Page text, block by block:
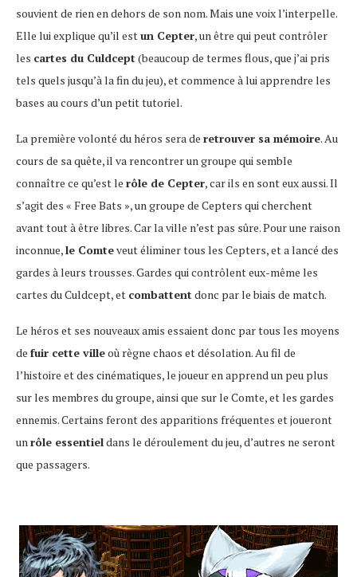
souvient de rien en dehors de son nom. Mais une voix l’interpelle.
Elle lui explique qu’il estun Cepter, un être qui peut contrôler
les cartes du Culdcept (beaucoup de termes flous, que j’ai pris
tels quels jusqu’à la fin du jeu), et commence à lui apprendre les
bases au cours d’un petit tutoriel.
La première volonté du héros sera de retrouver sa mémoire. Au
cours de sa quête, il va rencontrer un groupe qui semble
connaître ce qu’est le rôle de Cepter, car ils en sont eux aussi. Il
s’agit des « Free Bats », un groupe de Cepters qui cherchent
avant tout à être libres. Car la ville n’est pas sûre. Pour une raison
inconnue,le Comteveut éliminer tous les Cepters, et a lancé des
gardes à leurs trousses. Gardes qui contrôlent eux-même les
cartes du Culdcept, et combattent donc par le biais de match.
Le héros et ses nouveaux amis essaient donc par tous les moyens
de fuir cette villeoù règne chaos et désolation. Au fil de
l’histoire et des cinématiques, le joueur en apprend un peu plus
sur les membres du groupe, ainsi que sur le Comte, et les gardes
ennemis. Certains feront des apparitions fréquentes et joueront
un rôle essentieldans le déroulement du jeu, d’autres ne seront
que passagers.